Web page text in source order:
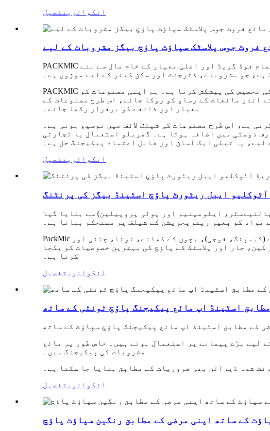
انکوائری تفصیل
فروٹ جوس پلاسٹک سپاؤٹ پاؤچ بیگز مشروبات کے لیے
PACKMIC کی طرف سے حسب ضرورت بائیوڈیگریڈیبل پلاسٹک ڈرنک فروٹ جوس اسٹینڈ اسپاؤٹ پاؤچ جو کہ تمام فوڈ گریڈ اور اعلیٰ معیار کے خام مال سے بنے
جو مشروبات، ڈٹرجنٹ اور سکن کیئر کے لیے موزوں ہے۔
PACKMIC ایک مینوفیکچرر اور ٹریڈر دونوں ہے، کوالٹی کنٹرول سروسز، مکمل حسب ضرورت اور نمونے کی تخصیص کی پیشکش کرتا ہے۔ ہم اپنی مصنوعات کو
اندر مائعات کے رساو کو روکا جائے، اس طرح مصنوعات کے
معیار اور ذائقے کو برقرار رکھا جائے۔
ہے، اس طرح مصنوعات کی شیلف لائف میں توسیع ہوتی ہے۔
دوستی میں اضافہ ہوتا ہے۔ گھریلو استعمال یا تجارتی
لیے، یہ تیلی ایک آسان اور قابل اعتماد پیکیجنگ حل ہے۔
انکوائری تفصیل
ایبل ریٹورٹ پاؤچ اسٹینڈ بیگز کی پرنٹنگ
ایلومینیم اور پولی پروپیلین) سے بنایا گیا
کو بغیر ریفریجریشن کے شیلف پر مستحکم بناتا ہے۔
PackMic پرنٹ شدہ ریٹارٹ پاؤچز بنانے میں مہارت رکھتا ہے۔ بازاروں میں کھانے کے لیے آسان کھانے (کیمپنگ، فوجی)، بچوں کے کھانے، ٹونا، چٹنی اور
جار اور پلاسٹک کے پاؤچ کی بہترین خصوصیات کو یکجا
کرتا ہے۔
انکوائری تفصیل
اسٹینڈ اپ مائع پیکیجنگ پاؤچ ٹونٹی کے ساتھ
کے مطابق اسٹینڈ اپ مائع پیکیجنگ پاؤچ سپاؤٹ کے ساتھ
لیے بڑے پیمانے پر استعمال ہوتے ہیں۔ خاص طور پر مائع
مشروبات کی پیکیجنگ میں۔
شدہ ڈیزائن بھی ضروریات کے مطابق بنایا جا سکتا ہے۔
انکوائری تفصیل
کے ساتھ اپنی مرضی کے مطابق رنگین سپاؤٹ پاؤچ